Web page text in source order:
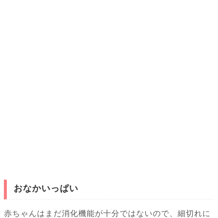
おなかいっぱい
赤ちゃんはまだ消化機能が十分ではないので、細切れに